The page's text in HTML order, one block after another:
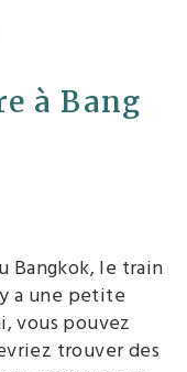
à Bang
Bangkok, le train
a une petite
vous pouvez
trouver des